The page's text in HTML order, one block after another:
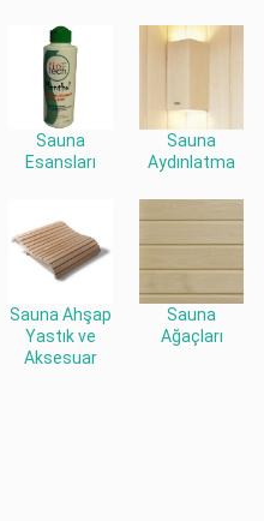
Sauna
Esansları
Sauna
Aydınlatma
Sauna Ahşap
Yastık ve
Aksesuar
Sauna
Ağaçları